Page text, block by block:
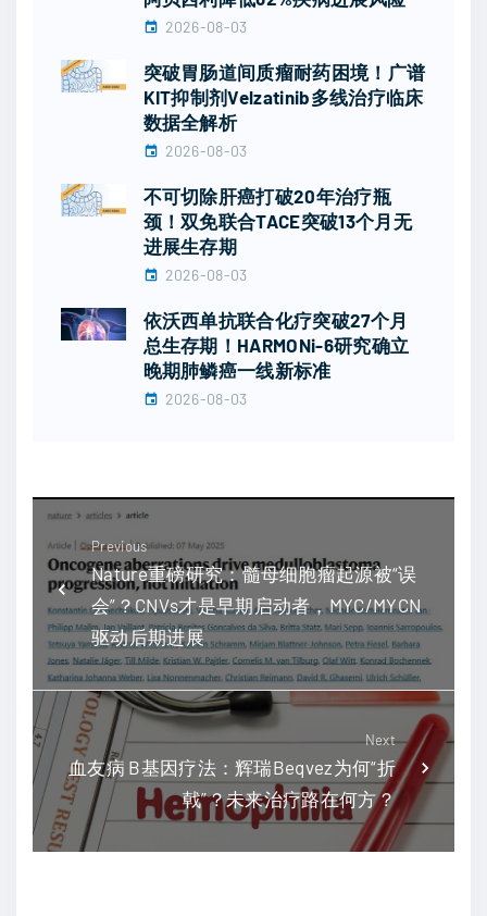
2026-08-03
突破胃肠道间质瘤耐药困境！广谱
KIT抑制剂Velzatinib多线治疗临床
数据全解析
2026-08-03
不可切除肝癌打破20年治疗瓶
颈！双免联合TACE突破13个月无
进展生存期
2026-08-03
依沃西单抗联合化疗突破27个月
总生存期！HARMONi-6研究确立
晚期肺鳞癌一线新标准
2026-08-03
Previous
Nature重磅研究：髓母细胞瘤起源被“误
会”？CNVs才是早期启动者，MYC/MYCN
驱动后期进展
Next
血友病 B基因疗法：辉瑞Beqvez为何“折
戟”？未来治疗路在何方？